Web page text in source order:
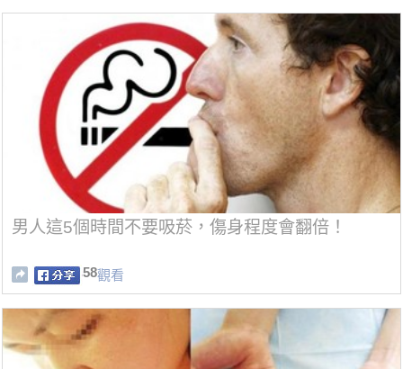
男人這5個時間不要吸菸，傷身程度會翻倍！
58觀看